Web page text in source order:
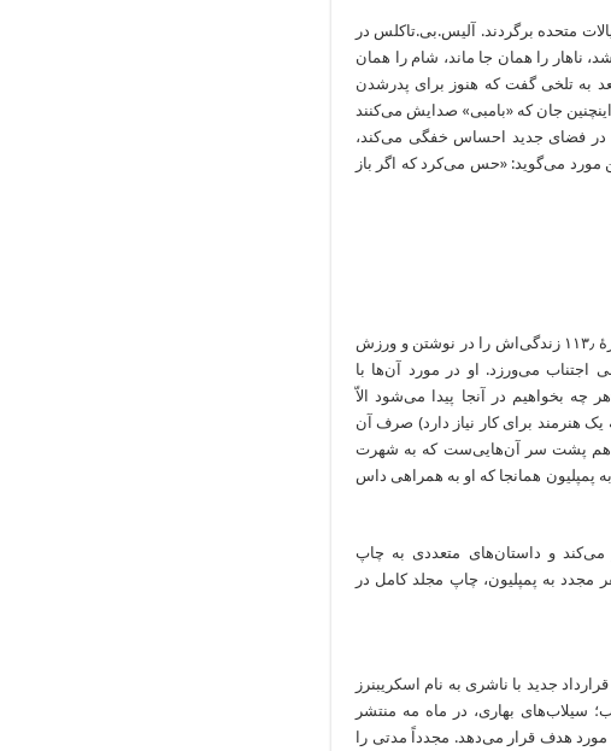
متحده برگردند. آلیس.بی.تاکلس در
ناهار را همان جا ماند، شام را همان
است. و بعد به تلخی گفت که هنوز برای پدرشدن
جان که «بامبی» صدایش می‌کنند
که در فضای جدید احساس خفگی می‌کند،
مورد می‌گوید: «حس می‌کرد که اگر باز
۱۹۲۴: برگشت به پاریس در ماه ژانویه و سکونت در خیابان نتردم‌‌‌‌‌‌‌‌‌‌‌‌دِشان، شمارۀ ۱۱۳٫ زندگی‌اش‌ را در نوشتن و ورزش
می‌ورزد. او در مورد آن‌‌‌‌‌‌‌‌‌‌‌‌ها با
بخواهیم در آنجا پیدا می‌شود الاّ
هنرمند برای کار نیاز دارد) صرف آن
هم پشت سر آن‌‌‌‌‌‌‌‌‌‌‌‌هایی‌ست که به شهرت‌
نسخه به چاپ می‌رسد. سفر به پمپلیون همانجا که‌ او به همراهی داس
می‌کند و داستان‌‌‌‌‌‌‌‌‌‌‌‌های متعددی به چاپ
مجدد به پمپلیون، چاپ مجلد کامل در
جدید با ناشری به نام اسکریبنرز
سیلاب‌‌‌‌‌‌‌‌‌‌‌‌های بهاری، در ماه مه منتشر
هدف قرار می‌دهد. مجدداً مدتی را